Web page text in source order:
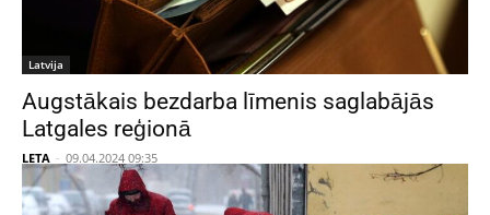
Latvija
Augstākais bezdarba līmenis saglabājās
Latgales reģionā
LETA - 09.04.2024 09:35